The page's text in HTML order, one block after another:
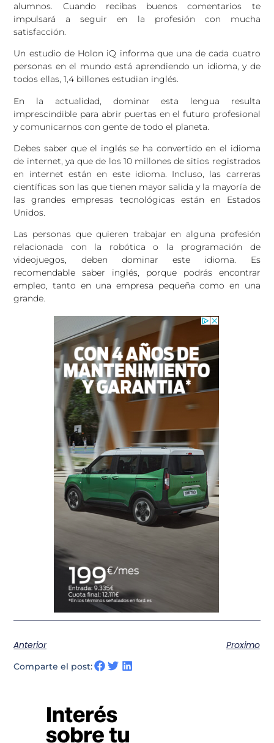
alumnos. Cuando recibas buenos comentarios te
impulsará a seguir en la profesión con mucha
satisfacción.
Un estudio de Holon iQ informa que una de cada cuatro
personas en el mundo está aprendiendo un idioma, y de
todos ellas, 1,4 billones estudian inglés.
En la actualidad, dominar esta lengua resulta
imprescindible para abrir puertas en el futuro profesional
y comunicarnos con gente de todo el planeta.
Debes saber que el inglés se ha convertido en el idioma
de internet, ya que de los 10 millones de sitios registrados
en internet están en este idioma. Incluso, las carreras
científicas son las que tienen mayor salida y la mayoría de
las grandes empresas tecnológicas están en Estados
Unidos.
Las personas que quieren trabajar en alguna profesión
relacionada con la robótica o la programación de
videojuegos, deben dominar este idioma. Es
recomendable saber inglés, porque podrás encontrar
empleo, tanto en una empresa pequeña como en una
grande.
Anterior Proximo
Comparte el post: